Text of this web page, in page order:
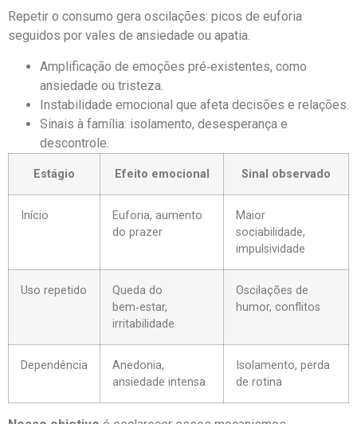
Repetir o consumo gera oscilações: picos de euforia
seguidos por vales de ansiedade ou apatia.
Amplificação de emoções pré‑existentes, como
ansiedade ou tristeza.
Instabilidade emocional que afeta decisões e relações.
Sinais à família: isolamento, desesperança e
descontrole.
Estágio Efeito emocional Sinal observado
Início
Euforia, aumento
do prazer
Maior
sociabilidade,
impulsividade
Uso repetido
Queda do
bem‑estar,
irritabilidade
Oscilações de
humor, conflitos
Dependência
Anedonia,
ansiedade intensa
Isolamento, perda
de rotina